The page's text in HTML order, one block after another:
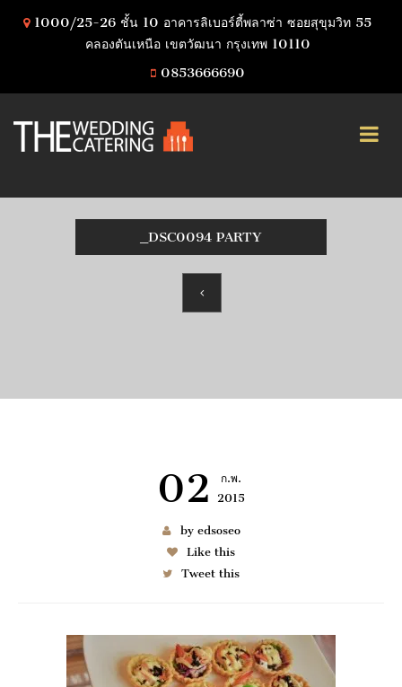
1000/25-26 ชั้น 10 อาคารลิเบอร์ตี้พลาซ่า ซอยสุขุมวิท 55
คลองตันเหนือ เขตวัฒนา กรุงเทพ 10110
0853666690
_DSC0094 PARTY
02
ก.พ.
2015
by edsoseo
Like this
Tweet this